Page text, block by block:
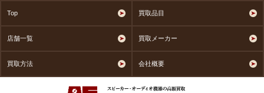
Top 買取品目
店舗一覧 買取メーカー
買取方法 会社概要